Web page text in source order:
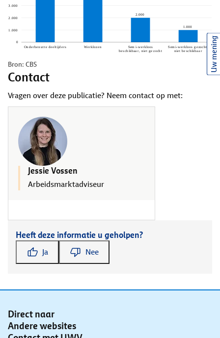
Bron: CBS
Contact
Vragen over deze publicatie? Neem contact op met:
Jessie Vossen
Arbeidsmarktadviseur
Heeft deze informatie u geholpen?
Ja Nee
Direct naar
Andere websites
Uw mening